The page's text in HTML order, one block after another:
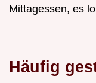
Mittagessen, es
Häufig